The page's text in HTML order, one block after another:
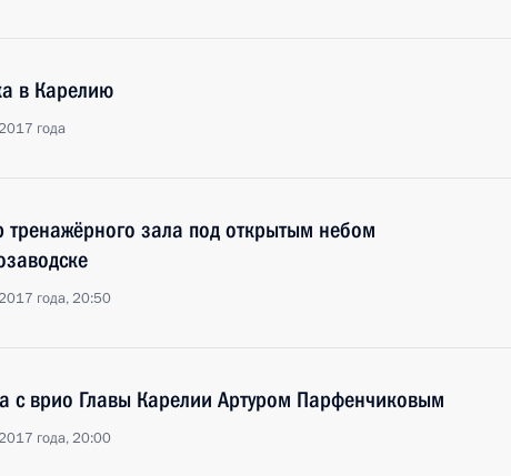
в Карелию
года
тренажёрного зала под открытым небом
года, 20:50
с врио Главы Карелии Артуром Парфенчиковым
года, 20:00